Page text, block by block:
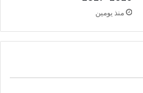
منذ يومين